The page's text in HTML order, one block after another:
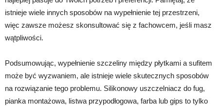
istnieje wiele innych sposobów na wypełnienie tej przestrzeni,
więc zawsze możesz skonsultować się z fachowcem, jeśli masz
wątpliwości.
Podsumowując, wypełnienie szczeliny między płytkami a sufitem
może być wyzwaniem, ale istnieje wiele skutecznych sposobów
na rozwiązanie tego problemu. Silikonowy uszczelniacz do fug,
pianka montażowa, listwa przypodłogowa, farba lub gips to tylko